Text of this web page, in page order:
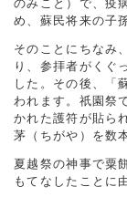
め、蘇民将来の子
そのことにちなみ
り、参拝者がくぐ
した。その後、「
われます。祇園祭
かれた護符が貼ら
茅（ちがや）を数
夏越祭の神事で粟
もてなしたことに